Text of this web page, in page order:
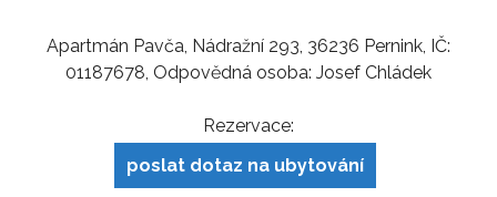
Apartmán Pavča, Nádražní 293, 36236 Pernink, IČ:
01187678, Odpovědná osoba: Josef Chládek
Rezervace:
poslat dotaz na ubytování